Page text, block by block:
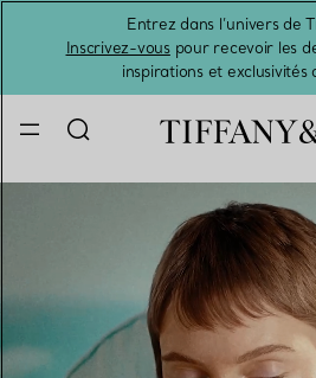
Entrez dans l’univers de
Inscrivez-vouspour recevoir les
inspirations et exclusivités